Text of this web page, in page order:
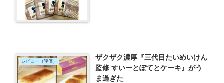
レビュー（評価）
ザクザク濃厚『三代目たいめいけん
監修 すいーとぽてとケーキ』がう
ま過ぎた